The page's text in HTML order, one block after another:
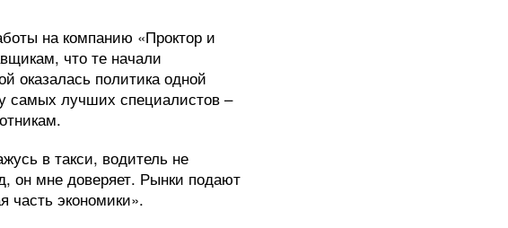
на компанию «Проктор и
что те начали
оказалась политика одной
самых лучших специалистов –
в такси, водитель не
он мне доверяет. Рынки подают
часть экономики».